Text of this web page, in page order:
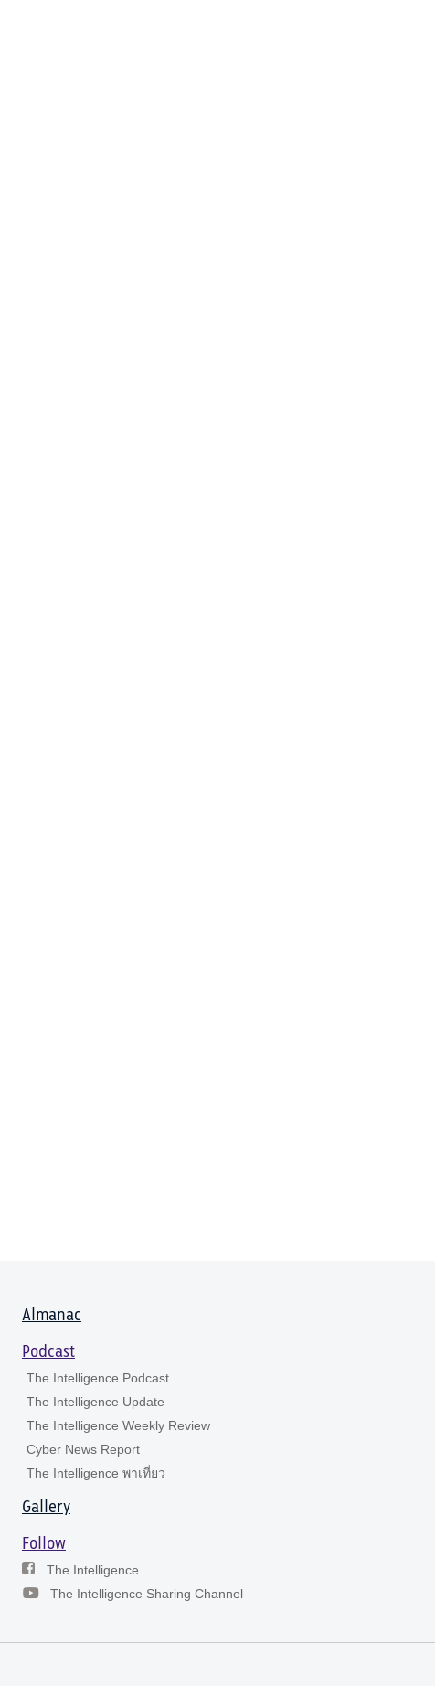
Almanac
Podcast
The Intelligence Podcast
The Intelligence Update
The Intelligence Weekly Review
Cyber News Report
The Intelligence พาเที่ยว
Gallery
Follow
The Intelligence
The Intelligence Sharing Channel